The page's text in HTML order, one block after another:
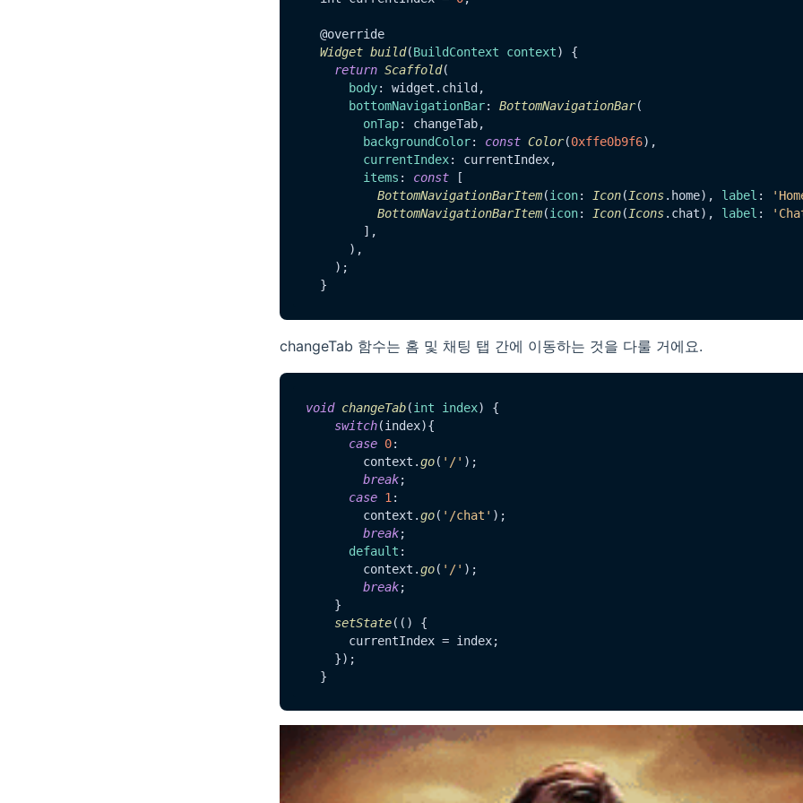
  @override
Widget build(BuildContext context) {
return Scaffold(
body: widget. child ,
bottomNavigationBar: BottomNavigationBar(
onTap: changeTab,
backgroundColor: const Color(0xffe0b9f6),
currentIndex: currentIndex,
items : const [
BottomNavigationBarItem(icon: Icon(Icons. home), label :
BottomNavigationBarItem(icon: Icon(Icons. chat), label :
        ],
      ),
    );
changeTab 함수는 홈 및 채팅 탭 간에 이동하는 것을 다룰 거에요.
void changeTab(int index) {
switch(index){
case 0:
        context.
go( '/' );
break;
case 1 :
        context.
go( '/chat' );
break;
default :
        context.
go( '/' );
break;
    }
setState(() {
      currentIndex = index;
    });